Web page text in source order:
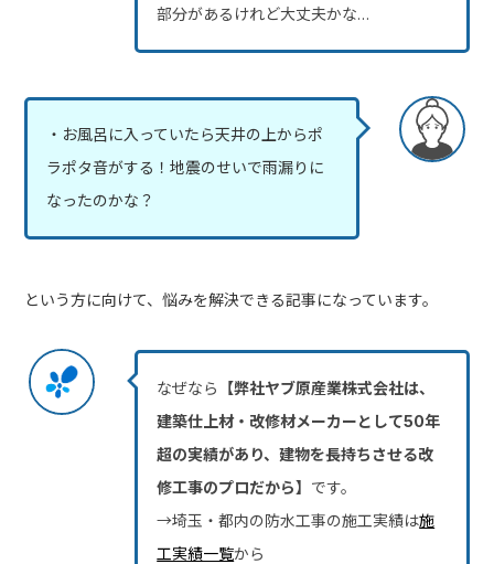
部分があるけれど大丈夫かな…
・お風呂に入っていたら天井の上からポ
ラポタ音がする！地震のせいで雨漏りに
なったのかな？
という方に向けて、悩みを解決できる記事になっています。
なぜなら
【弊社ヤブ原産業株式会社は、
建築仕上材・改修材メーカーとして50年
超の実績があり、建物を長持ちさせる改
修工事のプロだから】 です。
→埼玉・都内の防水工事の施工実績は施
工実績一覧から